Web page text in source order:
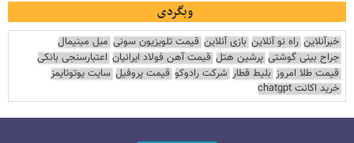
وبگردی
خبرآنلاین راه نو آنلاین بازی آنلاین قیمت تلویزیون سونی مبل مینیمال
جراح بینی گوشتی پرشین هتل قیمت آهن فولاد ایرانیان اعتبارسنجی بانکی
قیمت طلا امروز بلیط قطار شرکت رادوکو قیمت پروفیل سایت یوتوتایمز
خرید اکانت chatgpt